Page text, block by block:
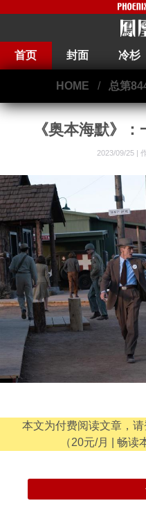
首页 封面 冷杉
HOME / 总第
《奥本海默》
2023/09/25 |
本文为付费阅读文章，
（20元/月 | 畅读